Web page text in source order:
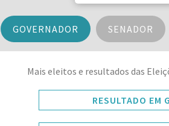
GOVERNADOR SENADOR
Mais eleitos e resultados das
RESULTADO EM